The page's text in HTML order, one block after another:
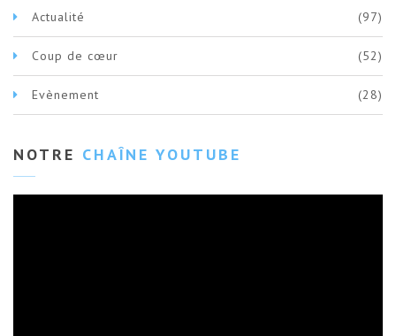
Actualité (97)
Coup de cœur (52)
Evènement (28)
NOTRE CHAÎNE YOUTUBE